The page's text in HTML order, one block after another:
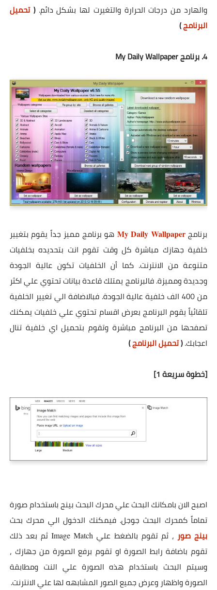
والهارد من درجات الحرارة والتغيرت لها بشكل دائم.(تحميل
البرنامج)
4. برنامج My Daily Wallpaper
برنامجMy Daily Wallpaper هو برنامج مميز جداً يقوم بتغيير
خلفية جهازك مباشرة كل وقت تقوم انت بتحديده بخلفيات
متنوعة من الانترنت. كما أن الخلفيات تكون عالية الجودة
وجديدة ومميزة. فالبرنامج يمتلك قاعدة بيانات تحتوي علي اكثر
من 400 الف خلفية عالية الجودة. فبالاضافة الي تغيير الخلفية
تلقائياً يقوم البرنامج بعرض اقسام تحتوي علي خلفيات يمكنك
تصفحها من البرنامج مباشرة وتقوم بتحميل اي خلفية تنال
اعجابك.(تحميل البرنامج)
[خطوة سريعة 1]
اصبح الان بامكانك البحث علي محرك البحث بينج باستخدام صورة
تماماً كمحرك البحث جوجل. فيمكنك الدخول الي محرك بحث
بينج صور ، ثم تقوم بالضغط علي Image Matchثم بعد ذلك
تقوم باضافة رابط الصورة او تقوم برفع الصورة من جهازك ،
وسيتم البحث باستخدام هذه الصورة علي النت ومطابقة
الصورة واظهار وعرض جميع الصور المشابهه لها علي الانترنت.